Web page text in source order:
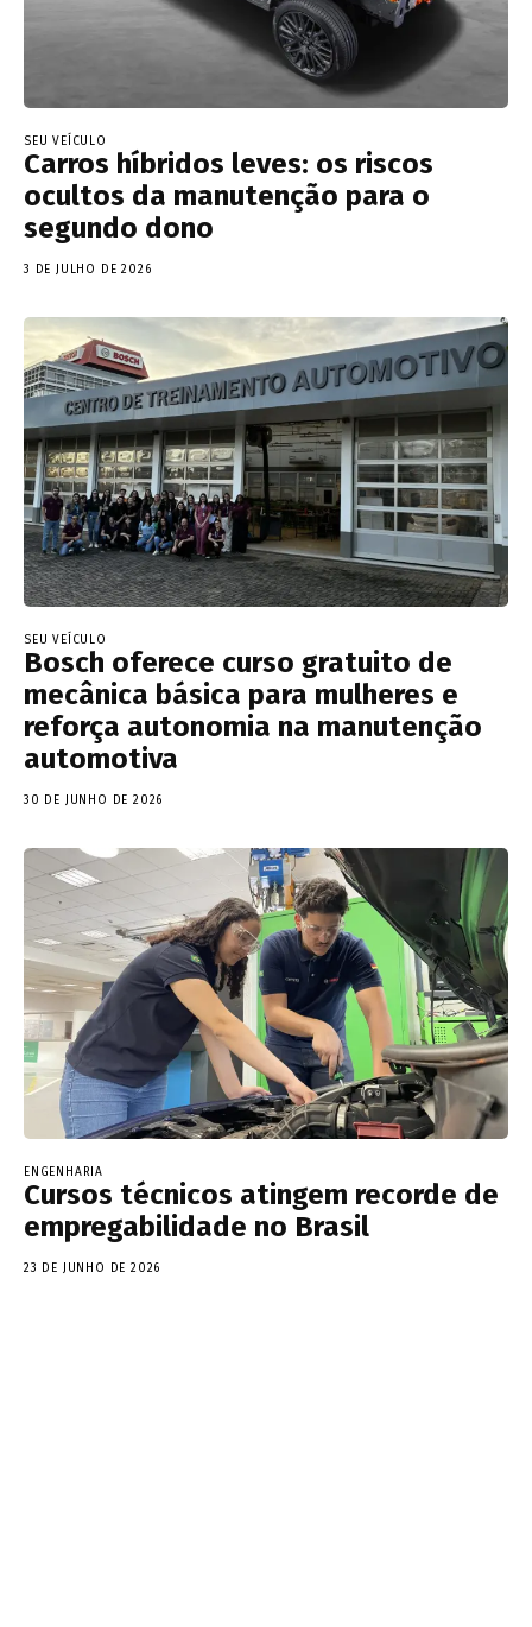
SEU VEÍCULO
Carros híbridos leves: os riscos
ocultos da manutenção para o
segundo dono
3 DE JULHO DE 2026
SEU VEÍCULO
Bosch oferece curso gratuito de
mecânica básica para mulheres e
reforça autonomia na manutenção
automotiva
30 DE JUNHO DE 2026
ENGENHARIA
Cursos técnicos atingem recorde de
empregabilidade no Brasil
23 DE JUNHO DE 2026